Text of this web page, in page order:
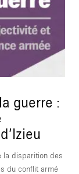
guerre :
la disparition des
du conflit armé